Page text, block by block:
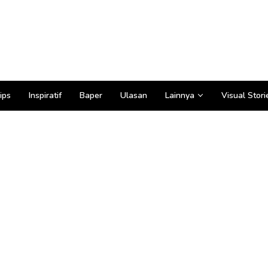
Inspiratif Baper Ulasan Lainnya Visual